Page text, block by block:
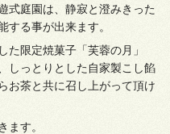
式庭園は、静寂と澄みきった
する事が出来ます。
た限定焼菓子「芙蓉の月」
しっとりとした自家製こし餡
お茶と共に召し上がって頂け
ます。